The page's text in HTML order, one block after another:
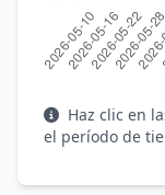
Haz clic en
el período de